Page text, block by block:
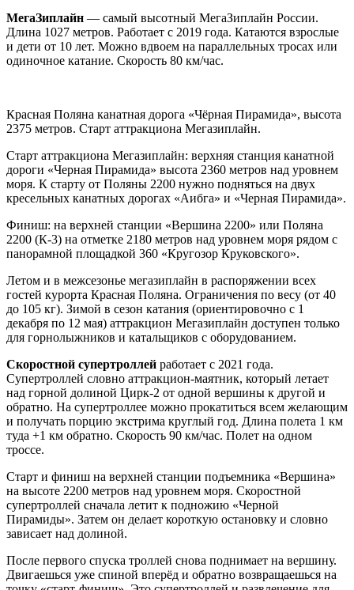
МегаЗиплайн — самый высотный МегаЗиплайн России.
Длина 1027 метров. Работает с 2019 года. Катаются взрослые
и дети от 10 лет. Можно вдвоем на параллельных тросах или
одиночное катание. Скорость 80 км/час.
Красная Поляна канатная дорога «Чёрная Пирамида», высота
2375 метров. Старт аттракциона Мегазиплайн.
Старт аттракциона Мегазиплайн: верхняя станция канатной
дороги «Черная Пирамида» высота 2360 метров над уровнем
моря. К старту от Поляны 2200 нужно подняться на двух
кресельных канатных дорогах «Аибга» и «Черная Пирамида».
Финиш: на верхней станции «Вершина 2200» или Поляна
2200 (К-3) на отметке 2180 метров над уровнем моря рядом с
панорамной площадкой 360 «Кругозор Круковского».
Летом и в межсезонье мегазиплайн в распоряжении всех
гостей курорта Красная Поляна. Ограничения по весу (от 40
до 105 кг). Зимой в сезон катания (ориентировочно с 1
декабря по 12 мая) аттракцион Мегазиплайн доступен только
для горнолыжников и катальщиков с оборудованием.
Скоростной супертроллей работает с 2021 года.
Супертроллей словно аттракцион-маятник, который летает
над горной долиной Цирк-2 от одной вершины к другой и
обратно. На супертроллее можно прокатиться всем желающим
и получать порцию экстрима круглый год. Длина полета 1 км
туда +1 км обратно. Скорость 90 км/час. Полет на одном
троссе.
Старт и финиш на верхней станции подъемника «Вершина»
на высоте 2200 метров над уровнем моря. Скоростной
супертроллей сначала летит к подножию «Черной
Пирамиды». Затем он делает короткую остановку и словно
зависает над долиной.
После первого спуска троллей снова поднимает на вершину.
Двигаешься уже спиной вперёд и обратно возвращаешься на